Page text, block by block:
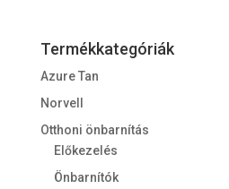
Termékkategóriák
Azure Tan
Norvell
Otthoni önbarnítás
Előkezelés
Önbarnítók